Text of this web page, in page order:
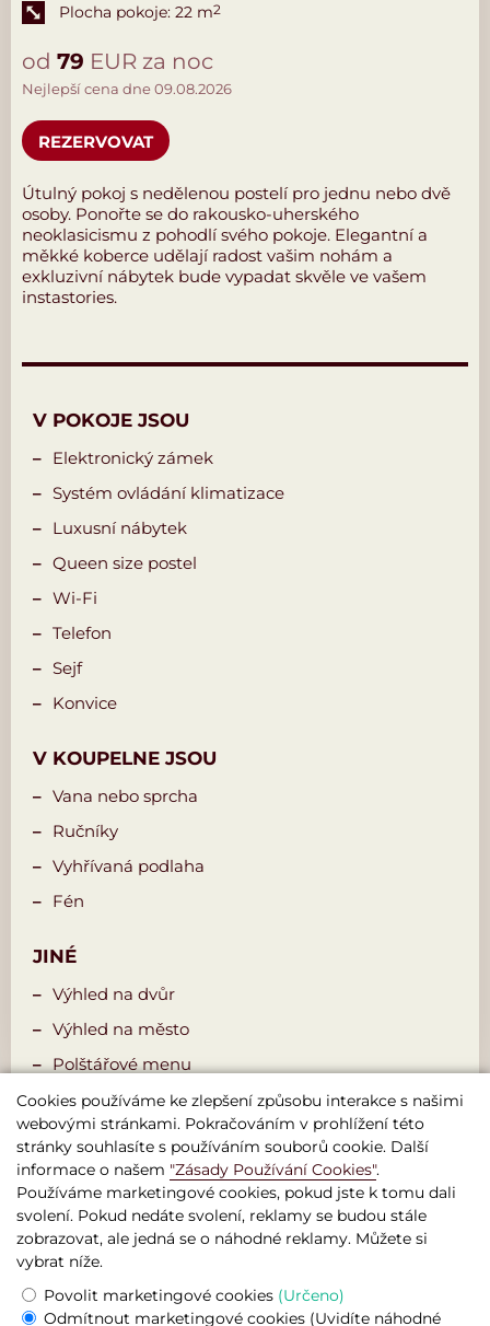
Útulný pokoj s nedělenou postelí pro jednu nebo dvě
osoby. Ponořte se do rakousko-uherského
neoklasicismu z pohodlí svého pokoje. Elegantní a
měkké koberce udělají radost vašim nohám a
exkluzivní nábytek bude vypadat skvěle ve vašem
instastories.
Plocha pokoje: 22 m2
od 79 EUR za noc
Nejlepší cena dne 09.08.2026
REZERVOVAT
V POKOJE JSOU
Elektronický zámek
Systém ovládání klimatizace
Luxusní nábytek
Queen size postel
Wi-Fi
Telefon
Sejf
Konvice
V KOUPELNE JSOU
Vana nebo sprcha
Ručníky
Vyhřívaná podlaha
Fén
JINÉ
Výhled na dvůr
Výhled na město
Polštářové menu
Gym 24/7
© 2026 Oficiální webová stránka
Cookies používáme ke zlepšení způsobu interakce s našimi
webovými stránkami. Pokračováním v prohlížení této
stránky souhlasíte s používáním souborů cookie. Další
informace o našem "Zásady Používání Cookies".
Používáme marketingové cookies, pokud jste k tomu dali
svolení. Pokud nedáte svolení, reklamy se budou stále
zobrazovat, ale jedná se o náhodné reklamy. Můžete si
vybrat níže.
Povolit marketingové cookies (Určeno)
Odmítnout marketingové cookies (Uvidíte náhodné